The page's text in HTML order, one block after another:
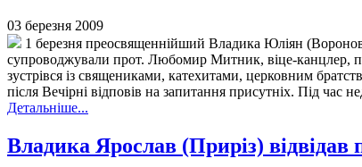
03 березня 2009
1 березня преосвященнійший Владика Юліян
супроводжували прот. Любомир Митник, віце-канцлер,
зустрівся із священиками, катехитами, церковним
після Вечірні відповів на запитання присутніх. Під час
Детальніше...
Владика Ярослав (Приріз)